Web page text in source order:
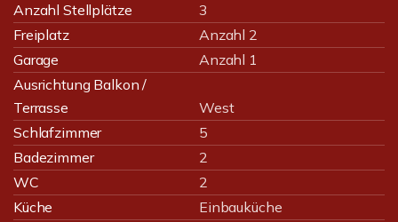
Anzahl Stellplätze
3
Freiplatz
Anzahl 2
Garage
Anzahl 1
Ausrichtung Balkon /
Terrasse
West
Schlafzimmer
5
Badezimmer
2
WC
2
Küche
Einbauküche